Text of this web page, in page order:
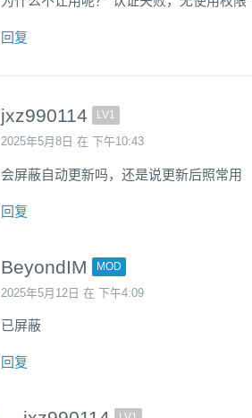
回复
jxz990114 LV1
2025年5月8日 在 下午10:43
会屏蔽自动更新吗，还是说更新后照常用
回复
BeyondIM MOD
2025年5月12日 在 下午4:09
已屏蔽
回复